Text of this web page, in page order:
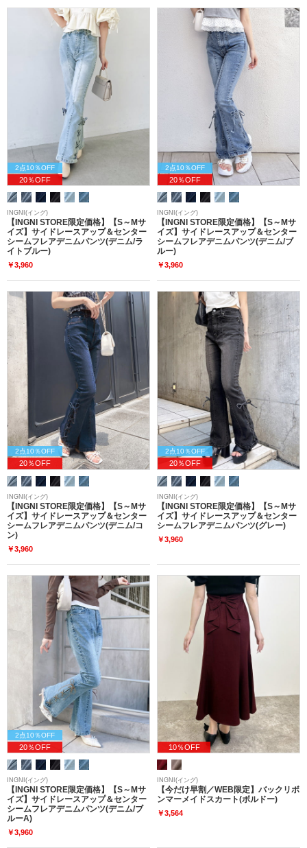
2点10％OFF
20％OFF
INGNI(イング)
【INGNI STORE限定価格】【S～Mサ
イズ】サイドレースアップ＆センター
シームフレアデニムパンツ(デニム/ラ
イトブルー)
￥3,960
2点10％OFF
20％OFF
INGNI(イング)
【INGNI STORE限定価格】【S～Mサ
イズ】サイドレースアップ＆センター
シームフレアデニムパンツ(デニム/ブ
ルー)
￥3,960
2点10％OFF
20％OFF
INGNI(イング)
【INGNI STORE限定価格】【S～Mサ
イズ】サイドレースアップ＆センター
シームフレアデニムパンツ(デニム/コ
ン)
￥3,960
2点10％OFF
20％OFF
INGNI(イング)
【INGNI STORE限定価格】【S～Mサ
イズ】サイドレースアップ＆センター
シームフレアデニムパンツ(グレー)
￥3,960
2点10％OFF
20％OFF
INGNI(イング)
【INGNI STORE限定価格】【S～Mサ
イズ】サイドレースアップ＆センター
シームフレアデニムパンツ(デニム/ブ
ルーA)
￥3,960
10％OFF
INGNI(イング)
【今だけ早割／WEB限定】バックリボ
ンマーメイドスカート(ボルドー)
￥3,564